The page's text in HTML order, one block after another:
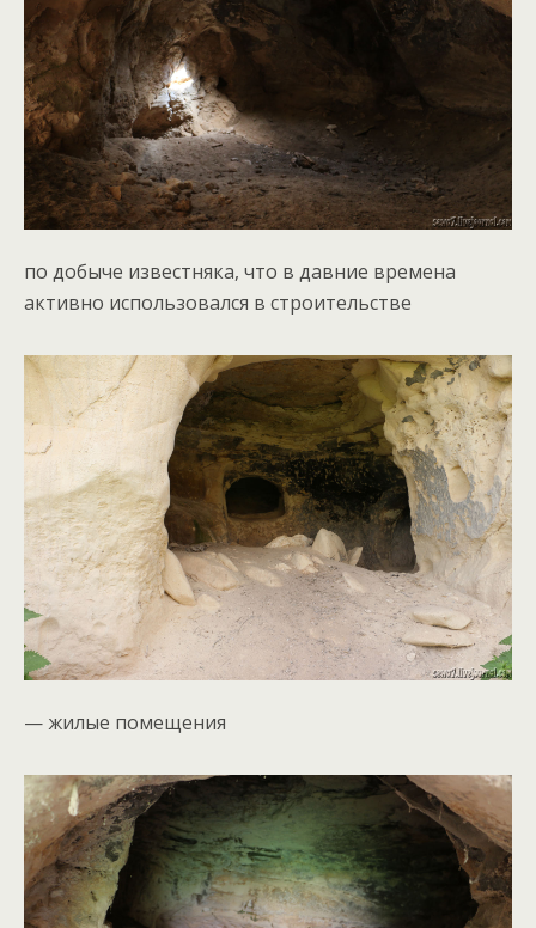
по добыче известняка, что в давние времена
активно использовался в строительстве
— жилые помещения